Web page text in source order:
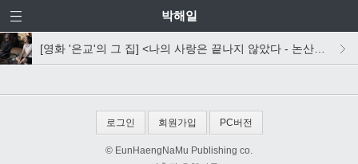
박해일
[영화 '은교'의 그 집] <나의 사랑은 끝나지 않았다 - 논산일기 2011 겨울> 살짝 맛보기
로그인 회원가입 PC버전
© EunHaengNaMu Publishing co.